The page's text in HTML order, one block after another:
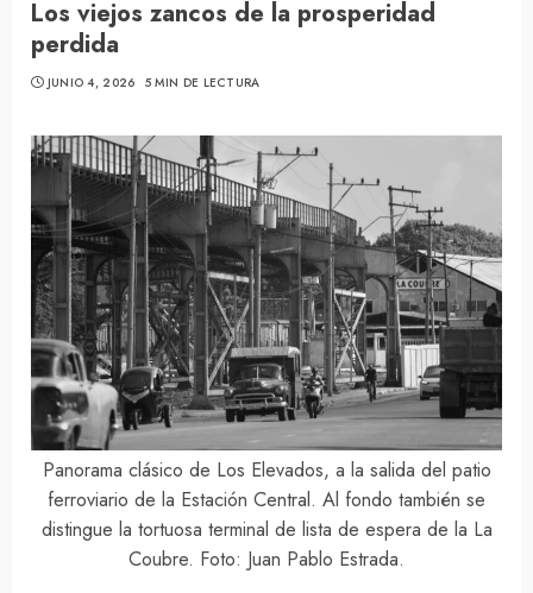
Los viejos zancos de la prosperidad
perdida
JUNIO 4, 2026 5 MIN DE LECTURA
Panorama clásico de Los Elevados, a la salida del patio
ferroviario de la Estación Central. Al fondo también se
distingue la tortuosa terminal de lista de espera de la La
Coubre. Foto: Juan Pablo Estrada.